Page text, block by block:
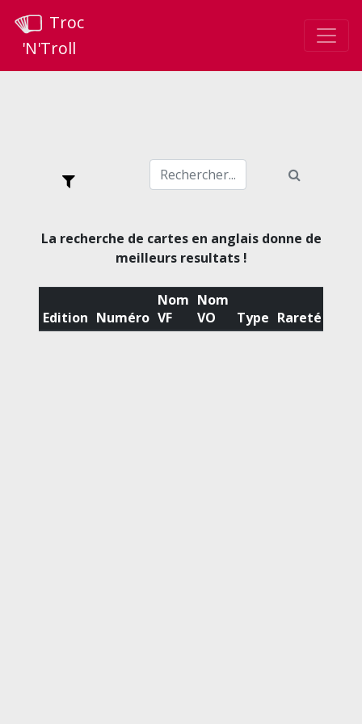
Troc
'N'Troll
La recherche de cartes en anglais donne de
meilleurs resultats !
Edition Numéro
Nom
VF
Nom
VO
Type Rareté